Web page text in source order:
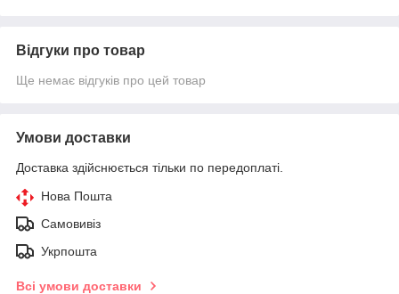
Відгуки про товар
Ще немає відгуків про цей товар
Умови доставки
Доставка здійснюється тільки по передоплаті.
Нова Пошта
Самовивіз
Укрпошта
Всі умови доставки